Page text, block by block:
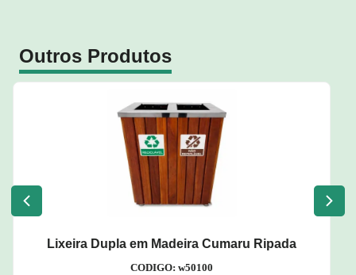
Outros Produtos
Dispenser para Copos de Água
CODIGO: w52
Adicionar Produto